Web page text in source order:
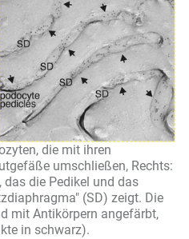
die mit ihren
umschließen, Rechts:
das die Pedikel und das
(SD) zeigt. Die
mit Antikörpern angefärbt,
in schwarz).